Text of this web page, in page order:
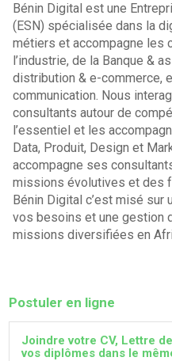
Bénin Digital est une
(ESN) spécialisée dans la
métiers et accompagne les
l’industrie, de la Banque &
distribution & e-commerce,
communication. Nous
consultants autour de
l’essentiel et les
Data, Produit, Design et
accompagne ses
missions évolutives et des
Bénin Digital c’est misé sur
vos besoins et une gestion
missions diversifiées en
Postuler en ligne
Joindre votre CV, Lettre
vos diplômes dans le